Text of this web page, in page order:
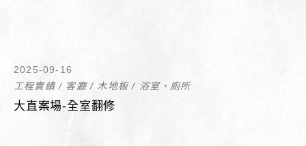
2025-09-16
工程實績/ 客廳/ 木地板/ 浴室、廁所
大直案場-全室翻修